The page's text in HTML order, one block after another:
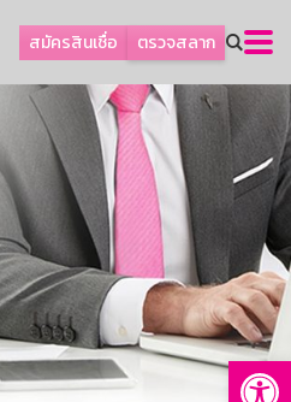
สมัครสินเชื่อ ตรวจสลาก